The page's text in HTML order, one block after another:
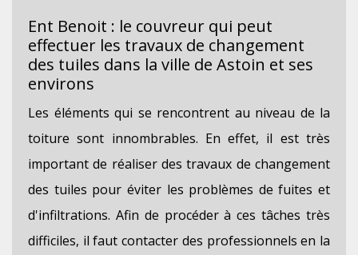
Ent Benoit : le couvreur qui peut
effectuer les travaux de changement
des tuiles dans la ville de Astoin et ses
environs
Les éléments qui se rencontrent au niveau de la
toiture sont innombrables. En effet, il est très
important de réaliser des travaux de changement
des tuiles pour éviter les problèmes de fuites et
d'infiltrations. Afin de procéder à ces tâches très
difficiles, il faut contacter des professionnels en la